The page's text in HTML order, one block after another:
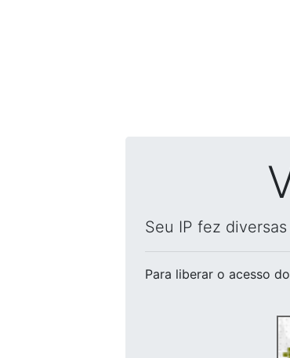
Seu IP fez
Para liberar o acesso